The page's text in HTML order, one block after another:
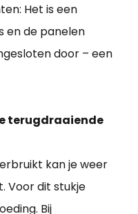
Het is een
en de panelen
door – een
terugdraaiende
kan je weer
Voor dit stukje
Bij